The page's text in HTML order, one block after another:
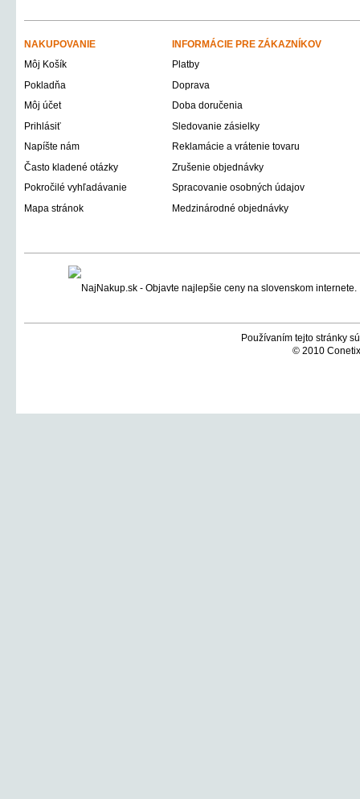
NAKUPOVANIE
INFORMÁCIE PRE ZÁKAZNÍKOV
Môj Košík
Platby
Pokladňa
Doprava
Môj účet
Doba doručenia
Prihlásiť
Sledovanie zásielky
Napíšte nám
Reklamácie a vrátenie tovaru
Často kladené otázky
Zrušenie objednávky
Pokročilé vyhľadávanie
Spracovanie osobných údajov
Mapa stránok
Medzinárodné objednávky
Používaním tejto stránky
© 2010